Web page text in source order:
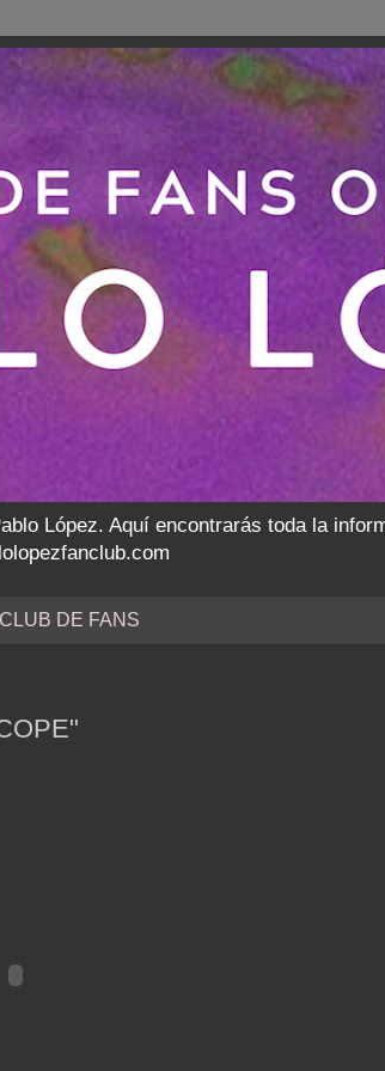
López. Aquí encontrarás toda la
DE FANS